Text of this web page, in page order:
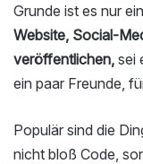
Grunde ist es nur
Website, Social-
veröffentlichen, sei
ein paar Freunde,
Populär sind die
nicht bloß Code,